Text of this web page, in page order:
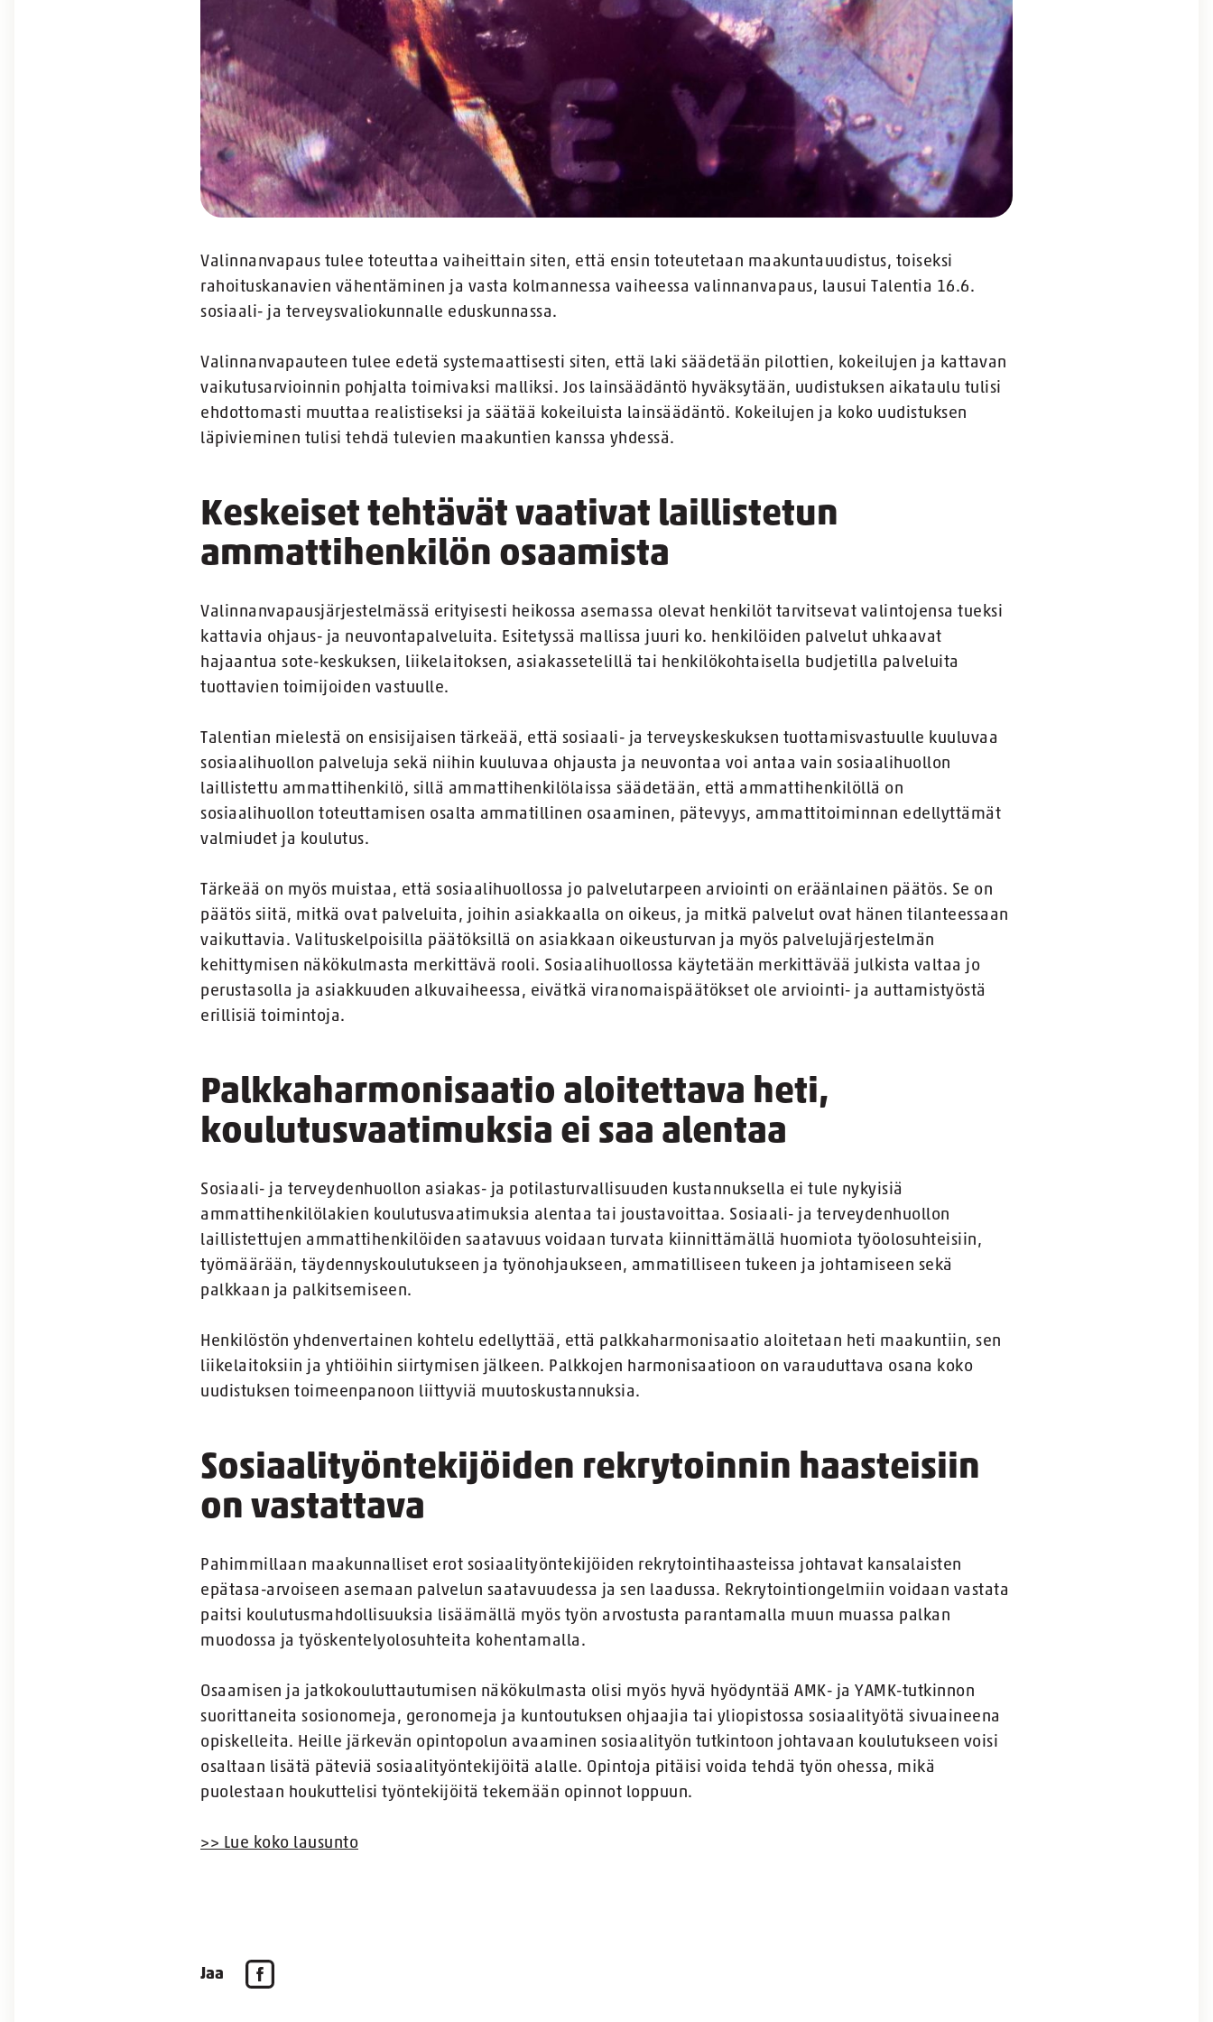
Valinnanvapaus tulee toteuttaa vaiheittain siten, että ensin toteutetaan maakuntauudistus, toiseksi
rahoituskanavien vähentäminen ja vasta kolmannessa vaiheessa valinnanvapaus, lausui Talentia 16.6.
sosiaali- ja terveysvaliokunnalle eduskunnassa.
Valinnanvapauteen tulee edetä systemaattisesti siten, että laki säädetään pilottien, kokeilujen ja kattavan
vaikutusarvioinnin pohjalta toimivaksi malliksi. Jos lainsäädäntö hyväksytään, uudistuksen aikataulu tulisi
ehdottomasti muuttaa realistiseksi ja säätää kokeiluista lainsäädäntö. Kokeilujen ja koko uudistuksen
läpivieminen tulisi tehdä tulevien maakuntien kanssa yhdessä.
Keskeiset tehtävät vaativat laillistetun
ammattihenkilön osaamista
Valinnanvapausjärjestelmässä erityisesti heikossa asemassa olevat henkilöt tarvitsevat valintojensa tueksi
kattavia ohjaus- ja neuvontapalveluita. Esitetyssä mallissa juuri ko. henkilöiden palvelut uhkaavat
hajaantua sote-keskuksen, liikelaitoksen, asiakassetelillä tai henkilökohtaisella budjetilla palveluita
tuottavien toimijoiden vastuulle.
Talentian mielestä on ensisijaisen tärkeää, että sosiaali- ja terveyskeskuksen tuottamisvastuulle kuuluvaa
sosiaalihuollon palveluja sekä niihin kuuluvaa ohjausta ja neuvontaa voi antaa vain sosiaalihuollon
laillistettu ammattihenkilö, sillä ammattihenkilölaissa säädetään, että ammattihenkilöllä on
sosiaalihuollon toteuttamisen osalta ammatillinen osaaminen, pätevyys, ammattitoiminnan edellyttämät
valmiudet ja koulutus.
Tärkeää on myös muistaa, että sosiaalihuollossa jo palvelutarpeen arviointi on eräänlainen päätös. Se on
päätös siitä, mitkä ovat palveluita, joihin asiakkaalla on oikeus, ja mitkä palvelut ovat hänen tilanteessaan
vaikuttavia. Valituskelpoisilla päätöksillä on asiakkaan oikeusturvan ja myös palvelujärjestelmän
kehittymisen näkökulmasta merkittävä rooli. Sosiaalihuollossa käytetään merkittävää julkista valtaa jo
perustasolla ja asiakkuuden alkuvaiheessa, eivätkä viranomaispäätökset ole arviointi- ja auttamistyöstä
erillisiä toimintoja.
Palkkaharmonisaatio aloitettava heti,
koulutusvaatimuksia ei saa alentaa
Sosiaali- ja terveydenhuollon asiakas- ja potilasturvallisuuden kustannuksella ei tule nykyisiä
ammattihenkilölakien koulutusvaatimuksia alentaa tai joustavoittaa. Sosiaali- ja terveydenhuollon
laillistettujen ammattihenkilöiden saatavuus voidaan turvata kiinnittämällä huomiota työolosuhteisiin,
työmäärään, täydennyskoulutukseen ja työnohjaukseen, ammatilliseen tukeen ja johtamiseen sekä
palkkaan ja palkitsemiseen.
Henkilöstön yhdenvertainen kohtelu edellyttää, että palkkaharmonisaatio aloitetaan heti maakuntiin, sen
liikelaitoksiin ja yhtiöihin siirtymisen jälkeen. Palkkojen harmonisaatioon on varauduttava osana koko
uudistuksen toimeenpanoon liittyviä muutoskustannuksia.
Sosiaalityöntekijöiden rekrytoinnin haasteisiin
on vastattava
Pahimmillaan maakunnalliset erot sosiaalityöntekijöiden rekrytointihaasteissa johtavat kansalaisten
epätasa-arvoiseen asemaan palvelun saatavuudessa ja sen laadussa. Rekrytointiongelmiin voidaan vastata
paitsi koulutusmahdollisuuksia lisäämällä myös työn arvostusta parantamalla muun muassa palkan
muodossa ja työskentelyolosuhteita kohentamalla.
Osaamisen ja jatkokouluttautumisen näkökulmasta olisi myös hyvä hyödyntää AMK- ja YAMK-tutkinnon
suorittaneita sosionomeja, geronomeja ja kuntoutuksen ohjaajia tai yliopistossa sosiaalityötä sivuaineena
opiskelleita. Heille järkevän opintopolun avaaminen sosiaalityön tutkintoon johtavaan koulutukseen voisi
osaltaan lisätä päteviä sosiaalityöntekijöitä alalle. Opintoja pitäisi voida tehdä työn ohessa, mikä
puolestaan houkuttelisi työntekijöitä tekemään opinnot loppuun.
>> Lue koko lausunto
Jaa